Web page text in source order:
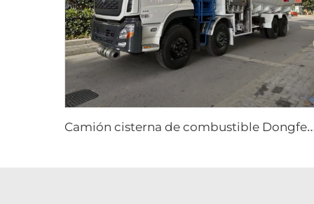
amión cisterna de combustible Dongfeng 8x4 340hp de 12 ruedas,